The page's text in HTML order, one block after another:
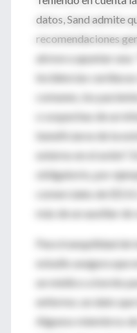
datos, Sand admite
recomendaciones
atreve a apuntar
incidencias
comunes, los
o sospechas de un
beneficiarse de la
externo en el avión".
obligatorio, por
comerciales de
más de un auxiliar de
Para tranquilidad de
estudio asegura que
un médico a bordo
enfermo; un dato
Algunos miembros